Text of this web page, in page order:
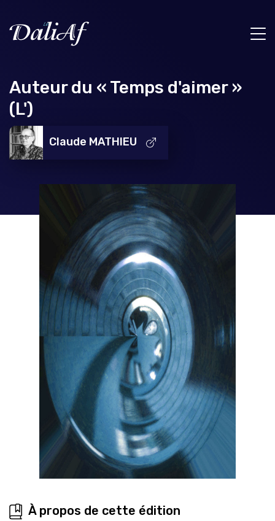
Auteur du « Temps d'aimer »
(L')
Claude MATHIEU
À propos de cette édition